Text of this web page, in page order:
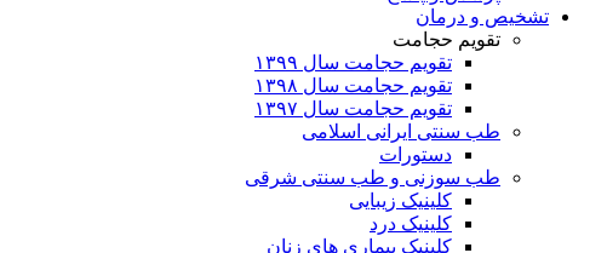
تشخیص و درمان
تقویم حجامت
تقویم حجامت سال ۱۳۹۹
تقویم حجامت سال ۱۳۹۸
تقویم حجامت سال ۱۳۹۷
طب سنتی ایرانی اسلامی
دستورات
طب سوزنی و طب سنتی شرقی
کلینیک زیبایی
کلینیک درد
کلینیک بیماری های زنان